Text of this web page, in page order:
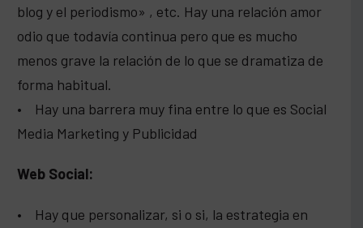
blog y el periodismo» , etc. Hay una relación amor
odio que todavía continua pero que es mucho
menos grave la relación de lo que se dramatiza de
forma habitual.
• Hay una barrera muy fina entre lo que es Social
Media Marketing y Publicidad
Web Social:
• Hay que personalizar, si o si, la estrategia en